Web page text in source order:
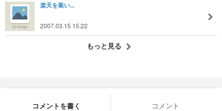
楽天を装い...
2007.03.15 15:22
もっと見る
コメントを書く コメント